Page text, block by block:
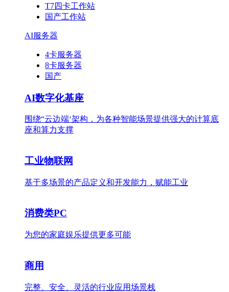
T7四卡工作站
国产工作站
AI服务器
4卡服务器
8卡服务器
国产
AI数字化基座
围绕“云边端‘架构，为各种智能场景提供强大的计算底
座和算力支撑
工业物联网
基于多场景的产品定义和开发能力，赋能工业
消费类PC
为您的家庭娱乐提供更多可能
商用
完整、安全、灵活的行业应用场景栈